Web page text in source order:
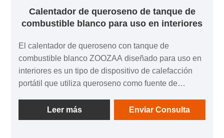
Calentador de queroseno de tanque de
combustible blanco para uso en interiores
El calentador de queroseno con tanque de
combustible blanco ZOOZAA diseñado para uso en
interiores es un tipo de dispositivo de calefacción
portátil que utiliza queroseno como fuente de
específicamente para ser seguros y adecuados para
calentar espacios interiores como casas, oficinas,
Leer más Enviar Consulta